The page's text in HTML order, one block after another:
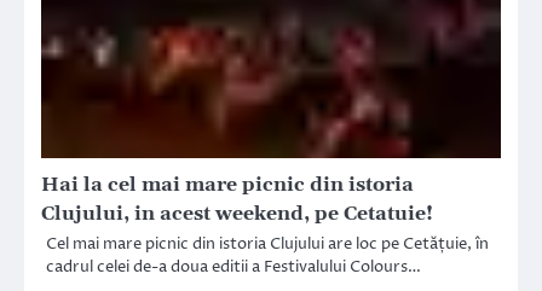
Hai la cel mai mare picnic din istoria
Clujului, in acest weekend, pe Cetatuie!
Cel mai mare picnic din istoria Clujului are loc pe Cetățuie, în
cadrul celei de-a doua editii a Festivalului Colours…